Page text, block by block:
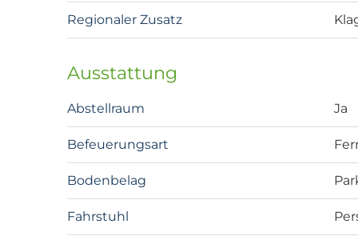
Regionaler Zusatz
Ausstattung
Abstellraum Ja
Befeuerungsart
Bodenbelag
Fahrstuhl